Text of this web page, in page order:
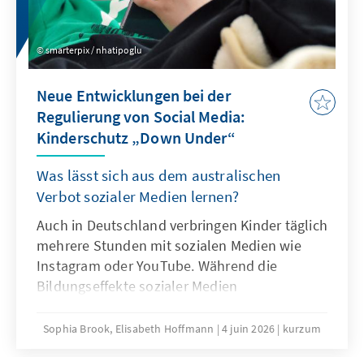
smarterpix / nhatipoglu
Neue Entwicklungen bei der
Regulierung von Social Media:
Kinderschutz „Down Under“
Was lässt sich aus dem australischen
Verbot sozialer Medien lernen?
Auch in Deutschland verbringen Kinder täglich
mehrere Stunden mit sozialen Medien wie
Instagram oder YouTube. Während die
Bildungseffekte sozialer Medien
für Suchtgefahr und weitere problematische
Sophia Brook, Elisabeth Hoffmann 4 juin 2026 kurzum